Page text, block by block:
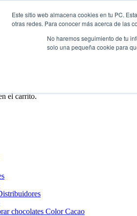
Este sitio web almacena cookies en tu PC.
otras redes. Para conocer más acerca de las
No haremos seguimiento de tu
solo una pequeña cookie para
552-3620 ventas@colorcacao.com
compras superiores a $100.000.
el carrito.
chocolates Color Cacao